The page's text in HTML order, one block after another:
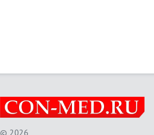
© 2026